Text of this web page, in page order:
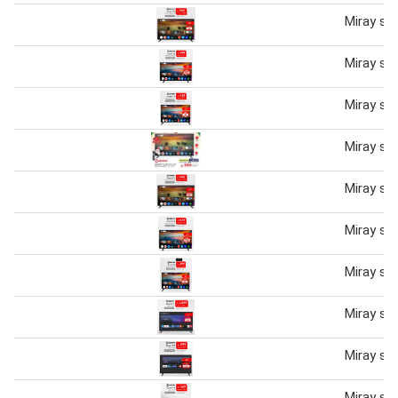
Miray
Miray
Miray
Miray
Miray
Miray
Miray
Miray
Miray